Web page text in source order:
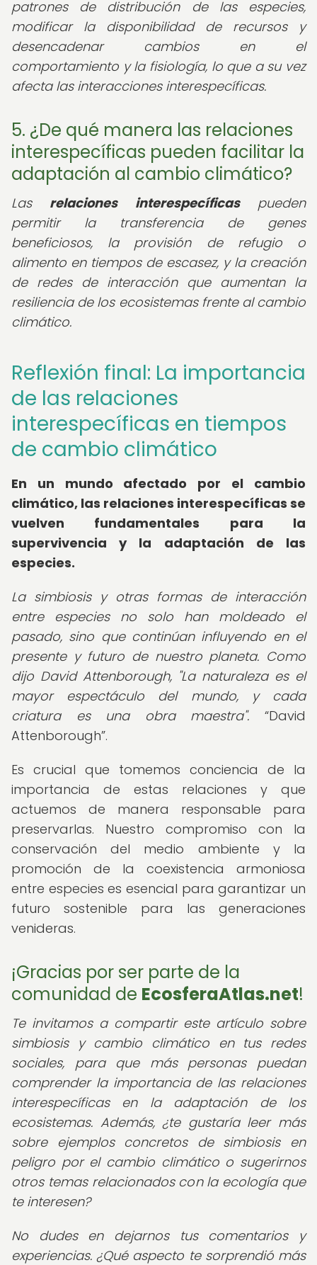
patrones de distribución de las especies,
modificar la disponibilidad de recursos y
desencadenar cambios en el
comportamiento y la fisiología, lo que a su vez
afecta las interacciones interespecíficas.
5. ¿De qué manera las relaciones
interespecíficas pueden facilitar la
adaptación al cambio climático?
Las relaciones interespecíficaspueden
permitir la transferencia de genes
beneficiosos, la provisión de refugio o
alimento en tiempos de escasez, y la creación
de redes de interacción que aumentan la
resiliencia de los ecosistemas frente al cambio
climático.
Reflexión final: La importancia
de las relaciones
interespecíficas en tiempos
de cambio climático
En un mundo afectado por el cambio
climático, las relaciones interespecíficas se
vuelven fundamentales para la
supervivencia y la adaptación de las
especies.
La simbiosis y otras formas de interacción
entre especies no solo han moldeado el
pasado, sino que continúan influyendo en el
presente y futuro de nuestro planeta. Como
dijo David Attenborough, "La naturaleza es el
mayor espectáculo del mundo, y cada
criatura es una obra maestra".
David
Attenborough .
Es crucial que tomemos conciencia de la
importancia de estas relaciones y que
actuemos de manera responsable para
preservarlas. Nuestro compromiso con la
conservación del medio ambiente y la
promoción de la coexistencia armoniosa
entre especies es esencial para garantizar un
futuro sostenible para las generaciones
venideras.
¡Gracias por ser parte de la
comunidad de EcosferaAtlas.net!
Te invitamos a compartir este artículo sobre
simbiosis y cambio climático en tus redes
sociales, para que más personas puedan
comprender la importancia de las relaciones
interespecíficas en la adaptación de los
ecosistemas. Además, ¿te gustaría leer más
sobre ejemplos concretos de simbiosis en
peligro por el cambio climático o sugerirnos
otros temas relacionados con la ecología que
te interesen?
No dudes en dejarnos tus comentarios y
experiencias. ¿Qué aspecto te sorprendió más